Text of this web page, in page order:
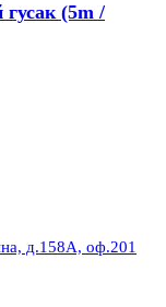
(5m /
д.158А, оф.201